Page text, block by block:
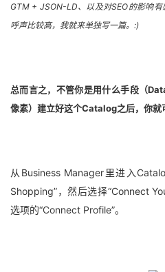
GTM + JSON-LD、以及对SEO的影响
呼声比较高，我就来单独写一篇。:)
总而言之，不管你是用什么手段（
像素）建立好这个Catalog之后，你就
从Business Manager里进入
Shopping”，然后选择“Connect
选项的“Connect Profile”。